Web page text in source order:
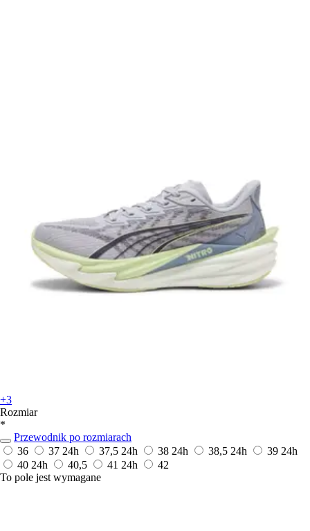
+3
Rozmiar
*
Przewodnik po rozmiarach
36
37 24h 37,5 24h 38 24h 38,5 24h 39 24h
40 24h 40,5 41 24h
42
To pole jest wymagane